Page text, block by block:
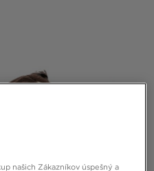
našich Zákazníkov úspešný a